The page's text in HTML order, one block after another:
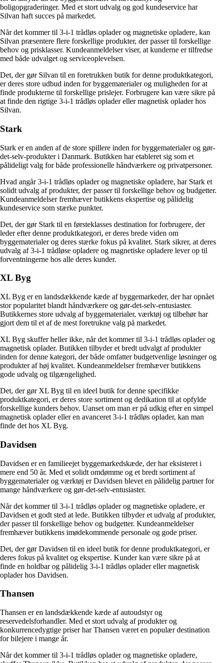
boligopgraderinger. Med et stort udvalg og god kundeservice har
Silvan haft succes på markedet.
Når det kommer til 3-i-1 trådløs oplader og magnetiske opladere, kan
Silvan præsentere flere forskellige produkter, der passer til forskellige
behov og prisklasser. Kundeanmeldelser viser, at kunderne er tilfredse
med både udvalget og serviceoplevelsen.
Det, der gør Silvan til en foretrukken butik for denne produktkategori,
er deres store udbud inden for byggematerialer og muligheden for at
finde produkterne til forskellige prislejer. Forbrugere kan være sikre på
at finde den rigtige 3-i-1 trådløs oplader eller magnetisk oplader hos
Silvan.
Stark
Stark er en anden af de store spillere inden for byggematerialer og gør-
det-selv-produkter i Danmark. Butikken har etableret sig som et
pålideligt valg for både professionelle håndværkere og privatpersoner.
Hvad angår 3-i-1 trådløs oplader og magnetiske opladere, har Stark et
solidt udvalg af produkter, der passer til forskellige behov og budgetter.
Kundeanmeldelser fremhæver butikkens ekspertise og pålidelig
kundeservice som stærke punkter.
Det, der gør Stark til en førsteklasses destination for forbrugere, der
leder efter denne produktkategori, er deres brede viden om
byggematerialer og deres stærke fokus på kvalitet. Stark sikrer, at deres
udvalg af 3-i-1 trådløse opladere og magnetiske opladere lever op til
forventningerne hos alle deres kunder.
XL Byg
XL Byg er en landsdækkende kæde af byggemarkeder, der har opnået
stor popularitet blandt håndværkere og gør-det-selv-entusiaster.
Butikkernes store udvalg af byggematerialer, værktøj og tilbehør har
gjort dem til et af de mest foretrukne valg på markedet.
XL Byg skuffer heller ikke, når det kommer til 3-i-1 trådløs oplader og
magnetisk oplader. Butikken tilbyder et bredt udvalgt af produkter
inden for denne kategori, der både omfatter budgetvenlige løsninger og
produkter af høj kvalitet. Kundeanmeldelser fremhæver butikkens
gode udvalg og tilgængelighed.
Det, der gør XL Byg til en ideel butik for denne specifikke
produktkategori, er deres store sortiment og dedikation til at opfylde
forskellige kunders behov. Uanset om man er på udkig efter en simpel
magnetisk oplader eller en avanceret 3-i-1 trådløs oplader, kan man
finde det hos XL Byg.
Davidsen
Davidsen er en familieejet byggemarkedskæde, der har eksisteret i
mere end 50 år. Med et solidt omdømme og et bredt sortiment af
byggematerialer og værktøj er Davidsen blevet en pålidelig partner for
mange håndværkere og gør-det-selv-entusiaster.
Når det kommer til 3-i-1 trådløs oplader og magnetiske opladere, er
Davidsen et godt sted at lede. Butikken tilbyder et udvalg af produkter,
der passer til forskellige behov og budgetter. Kundeanmeldelser
fremhæver butikkens imødekommende personale og gode priser.
Det, der gør Davidsen til en ideel butik for denne produktkategori, er
deres fokus på kvalitet og ekspertise. Kunder kan være sikre på at
finde en holdbar og pålidelig 3-i-1 trådløs oplader eller magnetisk
oplader hos Davidsen.
Thansen
Thansen er en landsdækkende kæde af autoudstyr og
reservedelsforhandler. Med et stort udvalg af produkter og
konkurrencedygtige priser har Thansen været en populær destination
for bilejere i mange år.
Når det kommer til 3-i-1 trådløs oplader og magnetiske opladere,